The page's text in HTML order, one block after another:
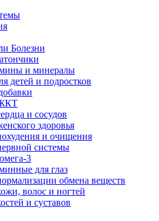
Болезни
и минералы
детей и подростков
и сосудов
здоровья
и очищения
системы
3
для глаз
обмена веществ
волос и ногтей
и суставов